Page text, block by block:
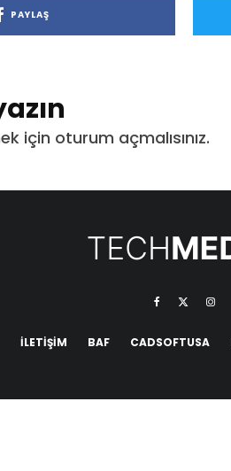
PAYLAŞ
için oturum açmalısınız.
İLETIŞIM BAF CADSOFTUSA